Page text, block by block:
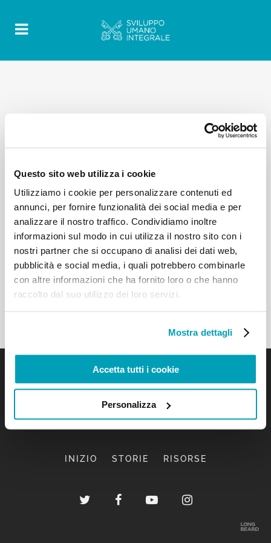
Questo sito web utilizza i cookie
Utilizziamo i cookie per personalizzare contenuti ed
annunci, per fornire funzionalità dei social media e per
analizzare il nostro traffico. Condividiamo inoltre
informazioni sul modo in cui utilizza il nostro sito con i
nostri partner che si occupano di analisi dei dati web,
pubblicità e social media, i quali potrebbero combinarle
con altre informazioni che ha fornito loro o che hanno
raccolto dal suo utilizzo dei loro servizi.
Mostra dettagli
Accetta tutti i cookie
Personalizza
INIZIO STORIE RISORSE